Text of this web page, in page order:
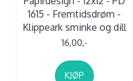
1615 - Fremtidsdrøm -
Klippeark sminke og dill
16,00,-
KJØP